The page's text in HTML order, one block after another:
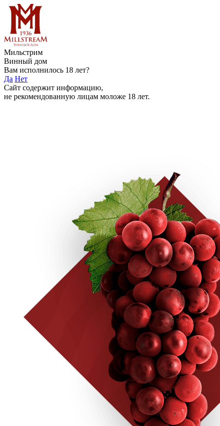
Мильстрим
Винный дом
Вам исполнилось 18 лет?
Да Нет
Сайт содержит информацию,
не рекомендованную лицам моложе 18 лет.